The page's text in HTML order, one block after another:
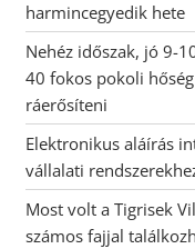
harmincegyedik hete
Nehéz időszak, jó 9-
40 fokos pokoli
ráerősíteni
Elektronikus aláírás
vállalati
Most volt a Tigrisek
számos fajjal